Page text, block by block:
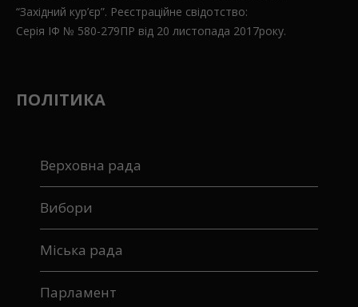
“Західний кур’єр”. Реєстраційне свідотство:
Серія ІФ № 580-279ПР від 20 листопада 2017року.
ПОЛІТИКА
Верховна рада
Вибори
Міська рада
Парламент